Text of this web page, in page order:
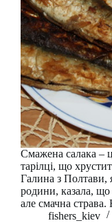
Смажена салака –
тарілці, що
Галина з Полтави,
родини, казала, що
але смачна
fishers_kiev